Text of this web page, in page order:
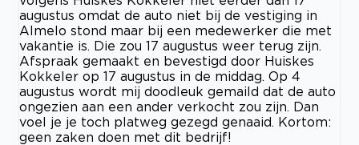
augustus omdat de auto niet bij de vestiging in
Almelo stond maar bij een medewerker die met
vakantie is. Die zou 17 augustus weer terug zijn.
Afspraak gemaakt en bevestigd door Huiskes
Kokkeler op 17 augustus in de middag. Op 4
augustus wordt mij doodleuk gemaild dat de auto
ongezien aan een ander verkocht zou zijn. Dan
voel je je toch platweg gezegd genaaid. Kortom:
geen zaken doen met dit bedrijf!